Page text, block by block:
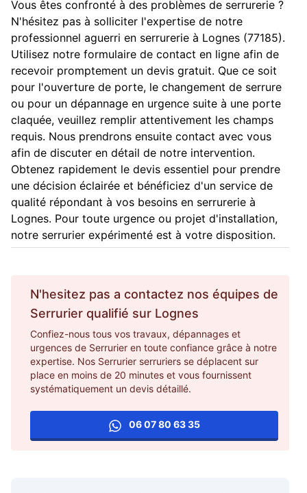
Vous êtes confronté à des problèmes de serrurerie ?
N'hésitez pas à solliciter l'expertise de notre
professionnel aguerri en serrurerie à Lognes (77185).
Utilisez notre formulaire de contact en ligne afin de
recevoir promptement un devis gratuit. Que ce soit
pour l'ouverture de porte, le changement de serrure
ou pour un dépannage en urgence suite à une porte
claquée, veuillez remplir attentivement les champs
requis. Nous prendrons ensuite contact avec vous
afin de discuter en détail de notre intervention.
Obtenez rapidement le devis essentiel pour prendre
une décision éclairée et bénéficiez d'un service de
qualité répondant à vos besoins en serrurerie à
Lognes. Pour toute urgence ou projet d'installation,
notre serrurier expérimenté est à votre disposition.
N'hesitez pas a contactez nos équipes de
Serrurier qualifié sur Lognes
Confiez-nous tous vos travaux, dépannages et
urgences de Serrurier en toute confiance grâce à notre
expertise. Nos Serrurier serruriers se déplacent sur
place en moins de 20 minutes et vous fournissent
systématiquement un devis détaillé.
06 07 80 63 35